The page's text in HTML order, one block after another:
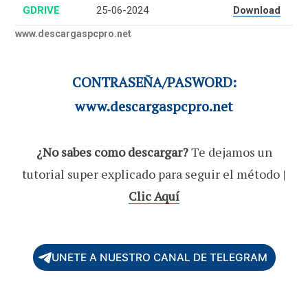
GDRIVE 25-06-2024 Download
www.descargaspcpro.net
CONTRASEÑA/PASWORD:
www.descargaspcpro.net
¿No sabes como descargar?Te dejamos un
tutorial super explicado para seguir el método |
Clic Aquí
UNETE A NUESTRO CANAL DE TELEGRAM